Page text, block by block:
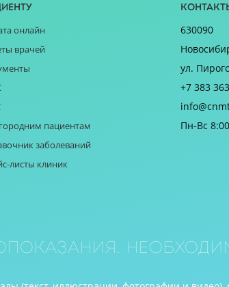
онлайн
врачей
пациентам
заболеваний
листы клиник
630090
ул.
+7 383
Пн-Вс